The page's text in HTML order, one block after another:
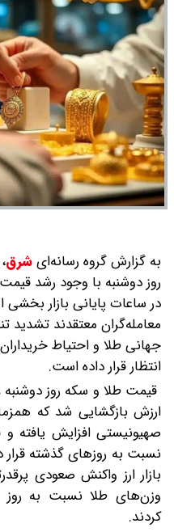
طلا
به گزارش گروه رسانه‌ایشرق،
روز دوشنبه با وجود رشد
در ساعات پایانی بازار
معامله‌گران معتقدند
جهانی طلا و احتیاط
انتظار قرار داده است.
ارزش بازگشایی شد که
صهیونیستی افزایش یافته و
نسبت به روزهای گذشته قرار
بازار ارز واکنش صعودی
وزن‌های طلا نسبت به
کردند.